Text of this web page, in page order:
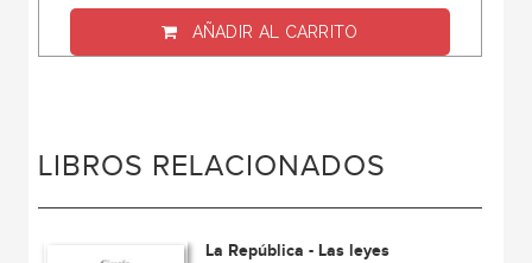
AÑADIR AL CARRITO
LIBROS RELACIONADOS
La República - Las leyes